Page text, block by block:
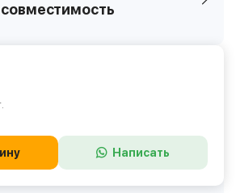
совместимость
Написать